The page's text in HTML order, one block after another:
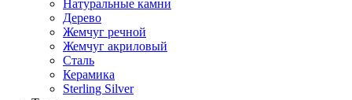
Натуральные камни
Дерево
Жемчуг речной
Жемчуг акриловый
Сталь
Керамика
Sterling Silver